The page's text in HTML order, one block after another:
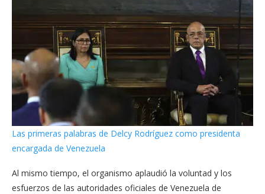
Las primeras palabras de Delcy Rodríguez como presidenta
encargada de Venezuela
Al mismo tiempo, el organismo aplaudió la voluntad y los
esfuerzos de las autoridades oficiales de Venezuela de